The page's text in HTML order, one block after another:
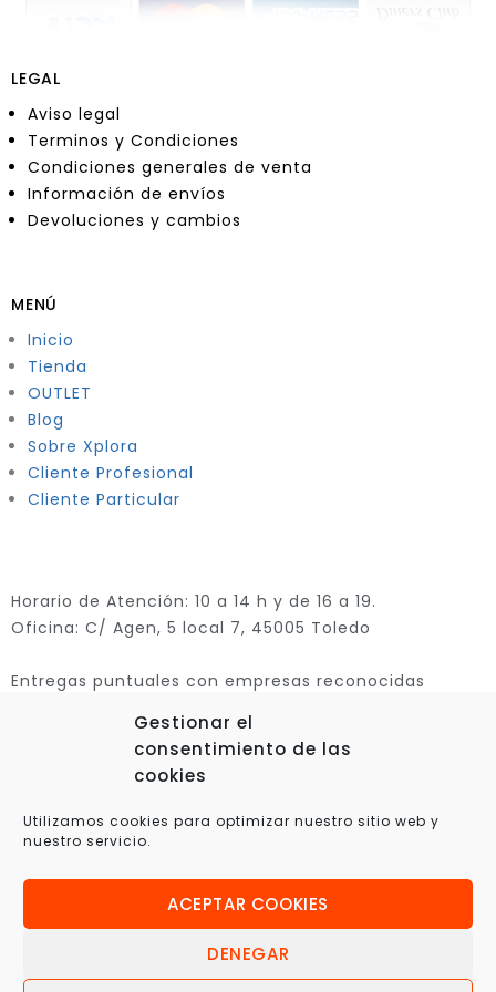
Gestionar el
consentimiento de las
cookies
Utilizamos cookies para optimizar nuestro sitio web y
nuestro servicio.
ACEPTAR COOKIES
DENEGAR
LEGAL
Aviso legal
Terminos y Condiciones
Condiciones generales de venta
Información de envíos
Devoluciones y cambios
MENÚ
Inicio
Tienda
OUTLET
Blog
Sobre Xplora
Cliente Profesional
Cliente Particular
Horario de Atención: 10 a 14 h y de 16 a 19.
Oficina: C/ Agen, 5 local 7, 45005 Toledo
Entregas puntuales con empresas reconocidas
Tecnología